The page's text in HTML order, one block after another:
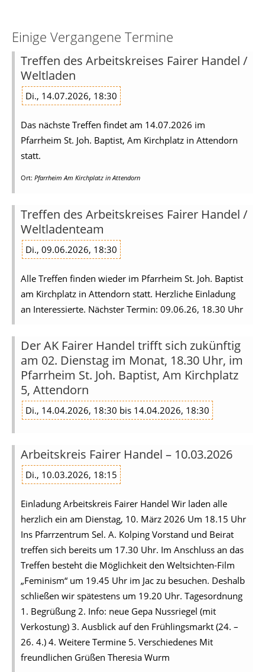
Einige Vergangene Termine
Treffen des Arbeitskreises Fairer Handel /
Weltladen
Di., 14.07.2026, 18:30
Das nächste Treffen findet am 14.07.2026 im
Pfarrheim St. Joh. Baptist, Am Kirchplatz in Attendorn
statt.
Ort: Pfarrheim Am Kirchplatz in Attendorn
Treffen des Arbeitskreises Fairer Handel /
Weltladenteam
Di., 09.06.2026, 18:30
Alle Treffen finden wieder im Pfarrheim St. Joh. Baptist
am Kirchplatz in Attendorn statt. Herzliche Einladung
an Interessierte. Nächster Termin: 09.06.26, 18.30 Uhr
Der AK Fairer Handel trifft sich zukünftig
am 02. Dienstag im Monat, 18.30 Uhr, im
Pfarrheim St. Joh. Baptist, Am Kirchplatz
5, Attendorn
Di., 14.04.2026, 18:30 bis 14.04.2026, 18:30
Arbeitskreis Fairer Handel – 10.03.2026
Di., 10.03.2026, 18:15
Einladung Arbeitskreis Fairer Handel Wir laden alle
herzlich ein am Dienstag, 10. März 2026 Um 18.15 Uhr
Ins Pfarrzentrum Sel. A. Kolping Vorstand und Beirat
treffen sich bereits um 17.30 Uhr. Im Anschluss an das
Treffen besteht die Möglichkeit den Weltsichten-Film
„Feminism“ um 19.45 Uhr im Jac zu besuchen. Deshalb
schließen wir spätestens um 19.20 Uhr. Tagesordnung
1. Begrüßung 2. Info: neue Gepa Nussriegel (mit
Verkostung) 3. Ausblick auf den Frühlingsmarkt (24. –
26. 4.) 4. Weitere Termine 5. Verschiedenes Mit
freundlichen Grüßen Theresia Wurm